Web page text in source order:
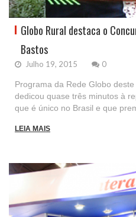
Globo Rural destaca o
Bastos
Julho 19, 2015 0
Programa da Rede Globo
dedicou quase três minutos à
que é único no Brasil e que
LEIA MAIS